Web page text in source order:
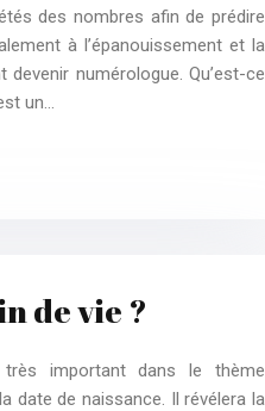
des nombres afin de prédire
à l’épanouissement et la
numérologue. Qu’est-ce
un…
de vie ?
important dans le thème
date de naissance. Il révélera la